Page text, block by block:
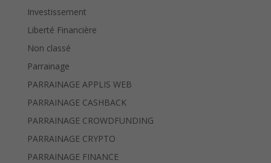
Investissement
Liberté Financière
Non classé
Parrainage
PARRAINAGE APPLIS WEB
PARRAINAGE CASHBACK
PARRAINAGE CROWDFUNDING
PARRAINAGE CRYPTO
PARRAINAGE FINANCE